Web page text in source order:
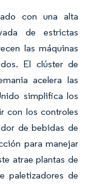
con una alta
de estrictas
las máquinas
El clúster de
acelera las
simplifica los
con los controles
de bebidas de
para manejar
atrae plantas de
paletizadores de